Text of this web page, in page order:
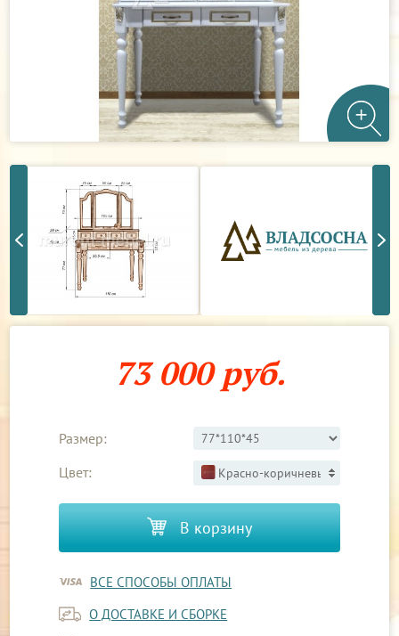
73 000 руб.
Размер:
Цвет:
Красно-коричневый 3
В корзину
ВСЕ СПОСОБЫ ОПЛАТЫ
О ДОСТАВКЕ И СБОРКЕ